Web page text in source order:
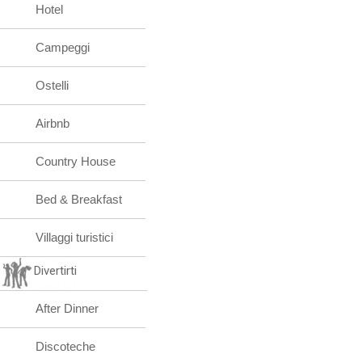
Hotel
Campeggi
Ostelli
Airbnb
Country House
Bed & Breakfast
Villaggi turistici
Divertirti
After Dinner
Discoteche